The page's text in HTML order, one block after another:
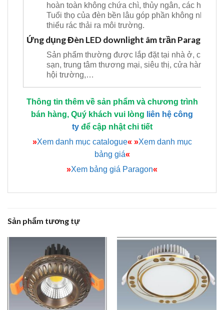
hoàn toàn không chứa chì, thủy ngân, các hóa
Tuổi thọ của đèn bền lâu góp phần không nhỏ
thiểu rác thải ra môi trường.
Ứng dụng Đèn LED downlight âm trần Paragon
Sản phẩm thường được lắp đặt tại nhà ở, chung
sạn, trung tâm thương mại, siêu thị, cửa hàng,
hội trường,…
Thông tin thêm về sản phẩm và chương trình
bán hàng, Quý khách vui lòng liên hệ công
tyđể cập nhật chi tiết
»Xem danh mục catalogue« »Xem danh mục
bảng giá«
»Xem bảng giá Paragon«
Sản phẩm tương tự